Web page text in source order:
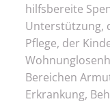
hilfsbereite
Unterstützung,
Pflege, der
Bereichen
Erkrankung,